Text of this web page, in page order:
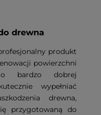
drewna
produkt
powierzchni
o bardzo dobrej
wypełniać
drewna,
przygotowaną do